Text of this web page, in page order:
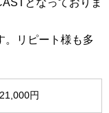
。リピート様も多
円